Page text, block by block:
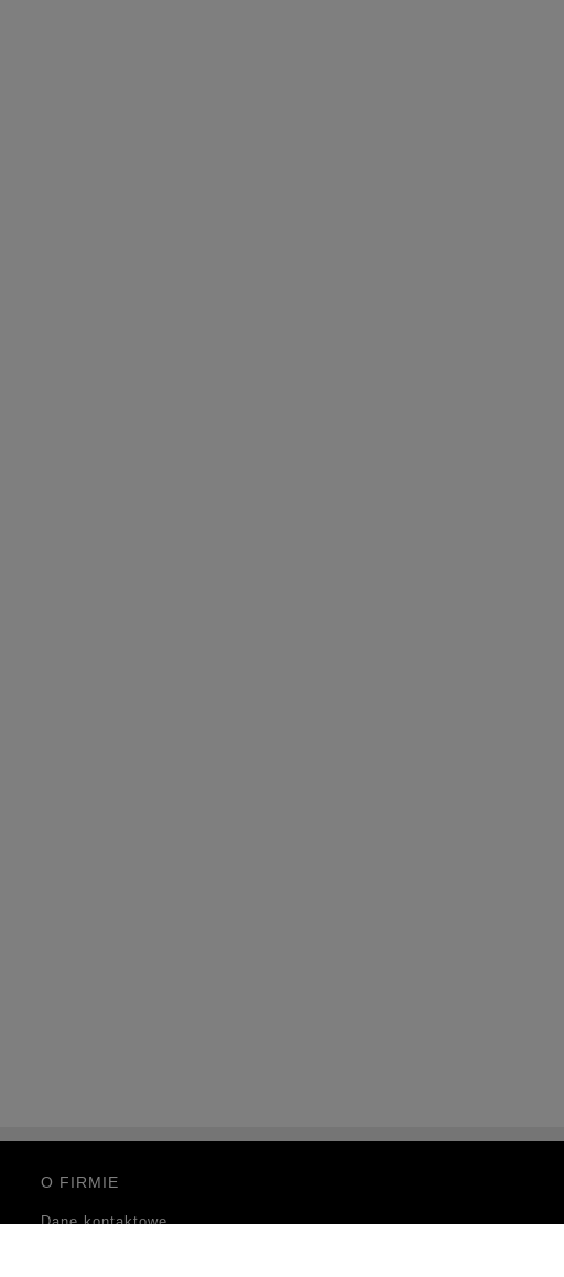
O FIRMIE
Dane kontaktowe